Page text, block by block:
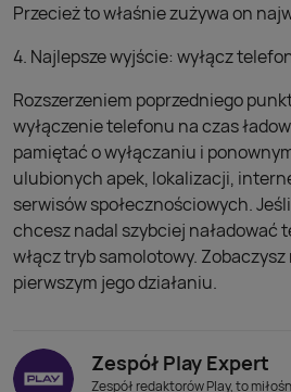
Przecież to właśnie zużywa on
4. Najlepsze wyjście: wyłącz
Rozszerzeniem poprzedniego
wyłączenie telefonu na czas
pamiętać o wyłączaniu i
ulubionych apek, lokalizacji,
serwisów społecznościowych.
chcesz nadal szybciej naładować
włącz tryb samolotowy.
pierwszym jego działaniu.
Zespół Play Expert
Zespół redaktorów Play, to